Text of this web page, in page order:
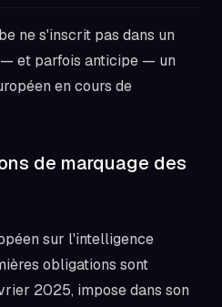
ne s'inscrit pas dans un
et parfois anticipe — un
en cours de
de marquage des
sur l'intelligence
obligations sont
2025, impose dans son